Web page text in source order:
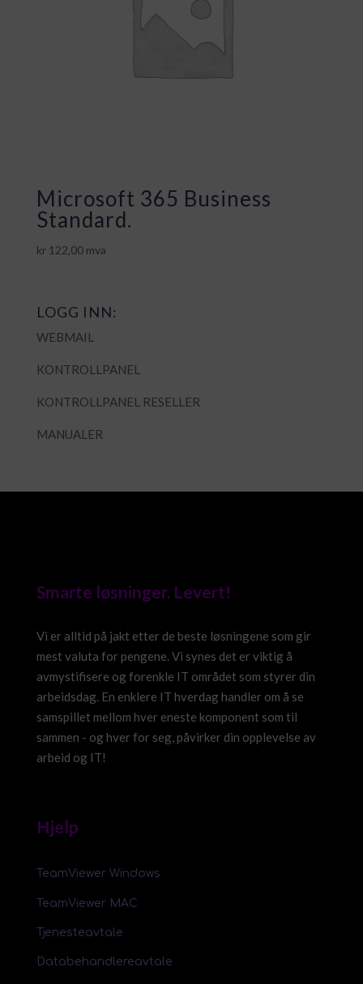
Microsoft 365 Business
Standard.
kr122,00 mva
LOGG INN:
WEBMAIL
KONTROLLPANEL
KONTROLLPANEL RESELLER
MANUALER
Smarte løsninger. Levert!
Vi er alltid på jakt etter de beste løsningene som gir
mest valuta for pengene. Vi synes det er viktig å
avmystifisere og forenkle IT området som styrer din
arbeidsdag. En enklere IT hverdag handler om å se
samspillet mellom hver eneste komponent som til
sammen - og hver for seg, påvirker din opplevelse av
arbeid og IT!
Hjelp
TeamViewer Windows
TeamViewer MAC
Tjenesteavtale
Databehandlereavtale